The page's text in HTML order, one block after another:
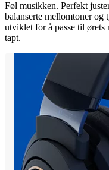
Føl musikken. Perfekt
balanserte mellomtoner og
utviklet for å passe til
tapt.